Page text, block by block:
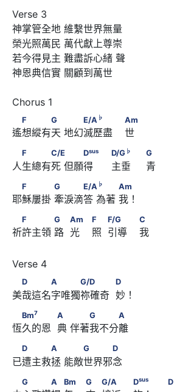
Verse 3
神掌管全地 維繫世界無量
榮光照萬民 萬代獻上尊崇
若今得見主 難盡訴心緒 聲
神恩典信實 關顧到萬世
F　　　G　      　　E/A♭
F G E/A ♭ Am
遙想縱有天 地幻滅歷盡    世
F　　　C/E　      　　Dsus
D/G
G
F C/E Dsus D/G ♭ G
人生總有死 但願得      主垂     青
F　　　      G　　　E/A
F G E/A ♭ Am
耶穌屢掛 牽淚滴答 為著 我！
F　　　      G　            Am　
F/G　　                        C
F G Am F F/G C
祈許主領 路  光    照  引導    我
D　　　A　　　G/D　　　            D
D A G/D D
美哉這名字唯獨祢確奇  妙！
Bm7 A　      　　G　　
Bm7 A G A
恆久的恩  典 伴著我不分離
D　　　A　      　　G　　　D
D A G D
已遭主救拯 能敵世界邪念
G　　　A　      Bm　
G A Bm G G/A Dsus D